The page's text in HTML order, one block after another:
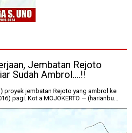
Jembatan Rejoto
Sudah Ambrol....!!
proyek jembatan Rejoto yang ambrol ke
pagi. Kot a MOJOKERTO — (harianbu...